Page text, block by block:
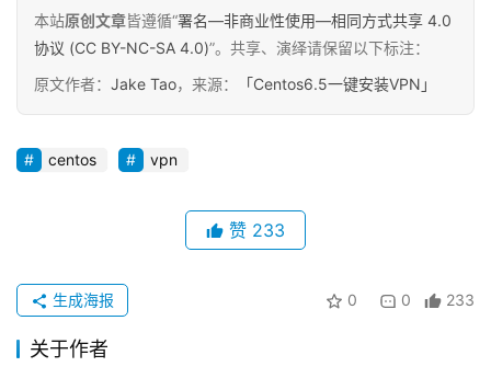
于
&
留
言
本站原创文章皆遵循“署名—非商业性使用—相同方式共享 4.0
协议 (CC BY-NC-SA 4.0)”。共享、演绎请保留以下标注：
原文作者： Jake Tao，来源： 「Centos6.5一键安装VPN」
centos vpn
赞 233
0 0 233
生成海报
关于作者